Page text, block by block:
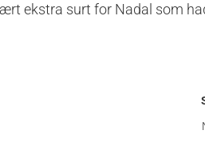
ekstra surt for Nadal som